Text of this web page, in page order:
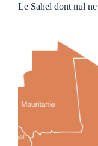
Le Sahel dont nul